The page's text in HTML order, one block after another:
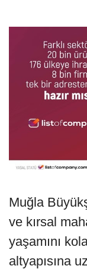
Muğla
ve kırsal
yaşamını
altyapısına